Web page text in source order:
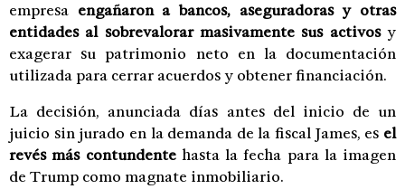
empresa engañaron a bancos, aseguradoras y otras
entidades al sobrevalorar masivamente sus activosy
exagerar su patrimonio neto en la documentación
utilizada para cerrar acuerdos y obtener financiación.
La decisión, anunciada días antes del inicio de un
juicio sin jurado en la demanda de la fiscal James, es el
revés más contundentehasta la fecha para la imagen
de Trump como magnate inmobiliario.